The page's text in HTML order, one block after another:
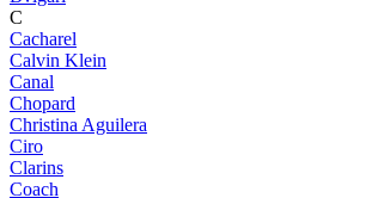
C
Cacharel
Calvin Klein
Canal
Chopard
Christina Aguilera
Ciro
Clarins
Coach